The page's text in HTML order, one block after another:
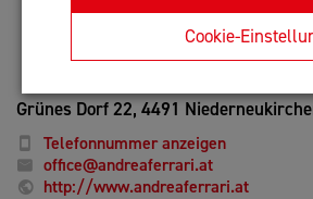
Cookie-
Anfrage oder
Grünes Dorf 22, 4491
Telefonnummer anzeigen
office@andreaferrari.at
http://www.andreaferrari.at